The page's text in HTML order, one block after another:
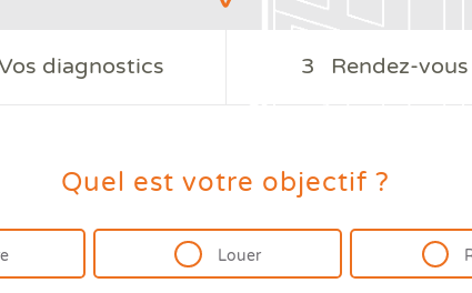
diagnostics 3 Rendez-vous
Quel est votre objectif ?
Louer